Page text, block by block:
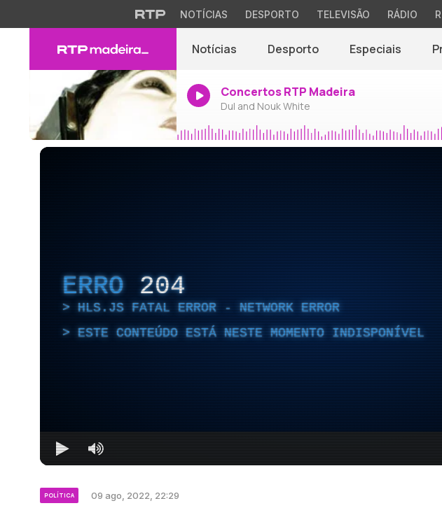
NOTÍCIAS DESPORTO TELEVISÃO RÁDIO
Notícias Desporto Especiais
Concertos RTP Madeira
Dul and Nouk White
ERRO 204
HLS.JS FATAL ERROR - NETWORK ERROR
ESTE CONTEÚDO ESTÁ NESTE MOMENTO INDISPONÍVEL
POLÍTICA 09 ago, 2022, 22:29